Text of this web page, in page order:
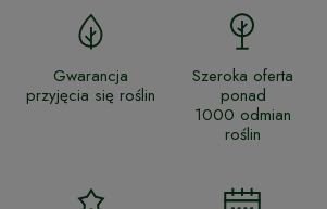
Gwarancja
przyjęcia się roślin
Szeroka oferta
ponad
1000 odmian
roślin